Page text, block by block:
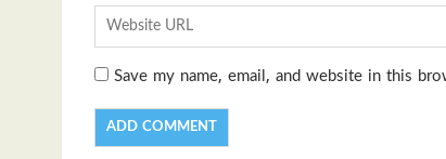
Save my name, email, and website in this